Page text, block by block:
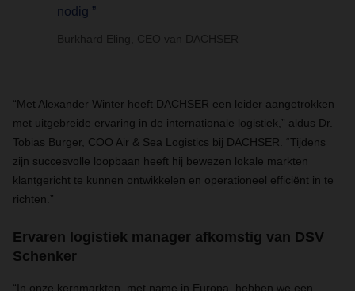
nodig ”
Burkhard Eling, CEO van DACHSER
“Met Alexander Winter heeft DACHSER een leider aangetrokken
met uitgebreide ervaring in de internationale logistiek,” aldus Dr.
Tobias Burger, COO Air & Sea Logistics bij DACHSER. “Tijdens
zijn succesvolle loopbaan heeft hij bewezen lokale markten
klantgericht te kunnen ontwikkelen en operationeel efficiënt in te
richten.”
Ervaren logistiek manager afkomstig van DSV
Schenker
“In onze kernmarkten, met name in Europa, hebben we een